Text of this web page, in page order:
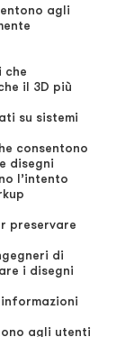
agli
che
il 3D più
su sistemi
consentono
disegni
l’intento
preservare
di
i disegni
agli utenti